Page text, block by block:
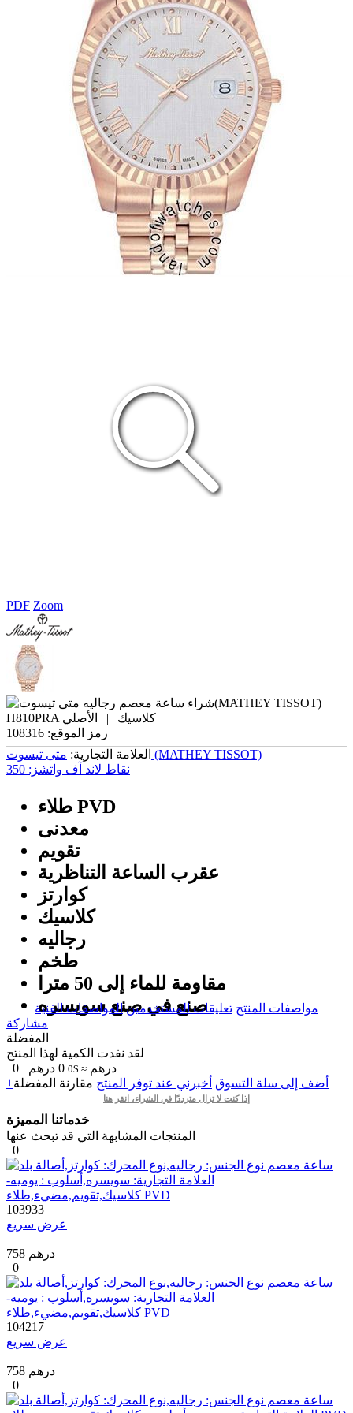
PDF Zoom
رمز الموقع: 108316
العلامة التجارية: متی تیسوت (MATHEY TISSOT)
نقاط لاند آف واتشز: 350
طلاء PVD
معدنی
تقويم
عقرب الساعة التناظرية
كوارتز
كلاسيك
رجالیه
طخم
مقاومة للماء إلى 50 مترا
صنع في صنع سویسره
مواصفات المنتج تعليقات المستخدمين المواصفات الفنية
مشاركة
المفضلة
لقد نفدت الكمية لهذا المنتج
0
درهم ≈ $0
0 درهم
+أضف إلى سلة التسوق أخبرني عند توفر المنتج مقارنة المفضلة
إذا كنت لا تزال مترددًا في الشراء، انقر هنا
خدماتنا المميزة
المنتجات المشابهة التي قد تبحث عنها
0
103933
عرض سريع
758 درهم
0
104217
عرض سريع
758 درهم
0